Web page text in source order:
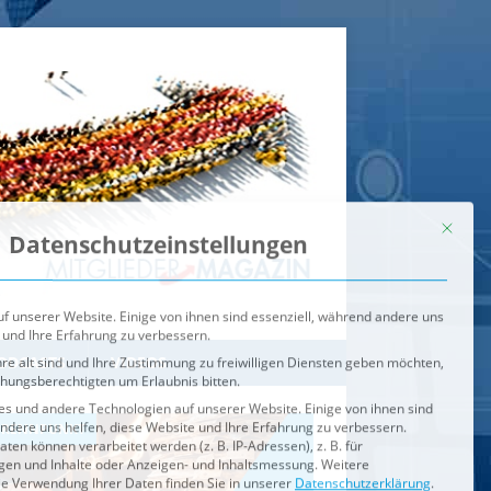
VIDEOS
IM BRENNPUNKT
unserer Website. Einige von ihnen sind essenziell, während andere uns
Ihre Erfahrung zu verbessern.
alt sind und Ihre Zustimmung zu freiwilligen Diensten geben möchten,
um Erlaubnis bitten.
uns helfen, diese Website und Ihre Erfahrung zu verbessern.
können verarbeitet werden (z. B. IP-Adressen), z. B. für
und Inhalte oder Anzeigen- und Inhaltsmessung.Weitere
jederzeit unterEinstellungenwiderrufen oder anpassen.
der Service-Gruppen, für die eine Einwilligung erteilt werden
Externe Medien
Speichern
Alle akzeptieren